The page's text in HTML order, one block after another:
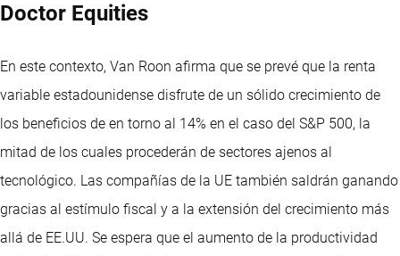
Doctor Equities
En este contexto, Van Roon afirma que se prevé que la renta
variable estadounidense disfrute de un sólido crecimiento de
los beneficios de en torno al 14% en el caso del S&P 500, la
mitad de los cuales procederán de sectores ajenos al
tecnológico. Las compañías de la UE también saldrán ganando
gracias al estímulo fiscal y a la extensión del crecimiento más
allá de EE.UU. Se espera que el aumento de la productividad